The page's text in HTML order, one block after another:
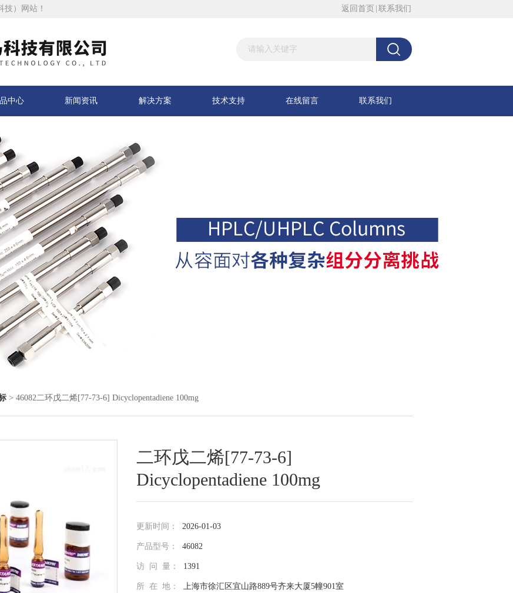
）网站！ 返回首页 联系我们
中心 新闻资讯 解决方案 技术支持 在线留言 联系我们
> 46082二环戊二烯[77-73-6] Dicyclopentadiene 100mg
二环戊二烯[77-73-6]
Dicyclopentadiene 100mg
更新时间： 2026-01-03
产品型号： 46082
访 问 量： 1391
所 在 地： 上海市徐汇区宜山路889号齐来大厦5幢901室